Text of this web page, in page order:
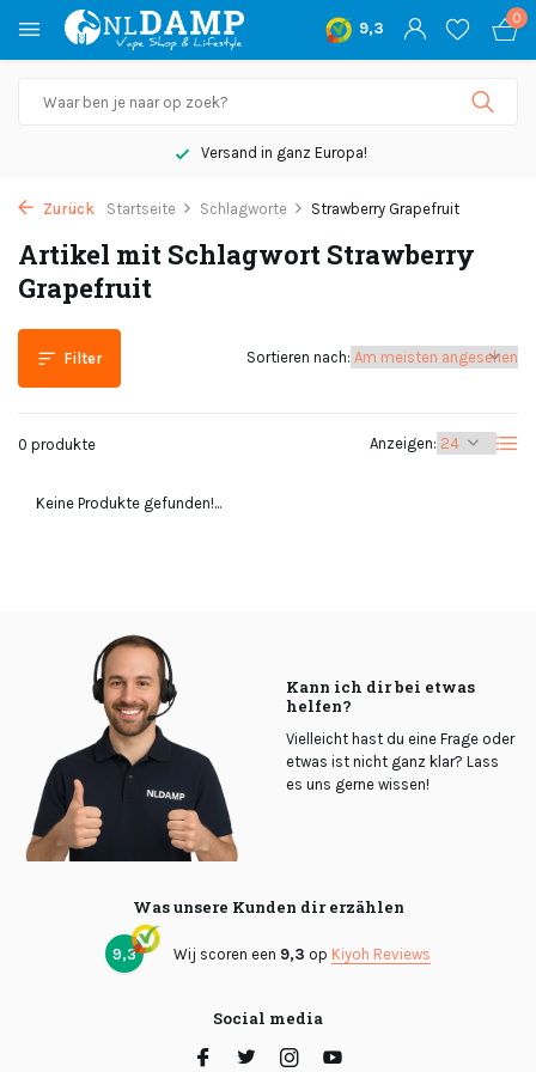
9,3
0
Versand in ganz Europa!
Zurück Startseite Schlagworte Strawberry Grapefruit
Artikel mit Schlagwort Strawberry
Grapefruit
Filter
0 produkte Anzeigen:
Sortieren nach:
Keine Produkte gefunden!...
Kann ich dir bei etwas
helfen?
Vielleicht hast du eine Frage oder
etwas ist nicht ganz klar? Lass
es uns gerne wissen!
Was unsere Kunden dir erzählen
9,3 Wij scoren een 9,3 op Kiyoh Reviews
Social media